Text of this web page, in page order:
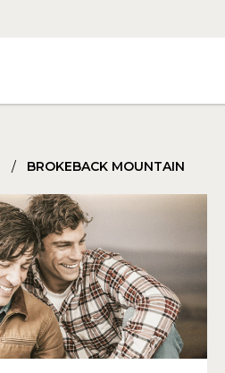
/ BROKEBACK MOUNTAIN